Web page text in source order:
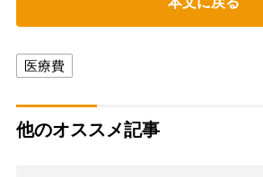
医療費
他のオススメ記事